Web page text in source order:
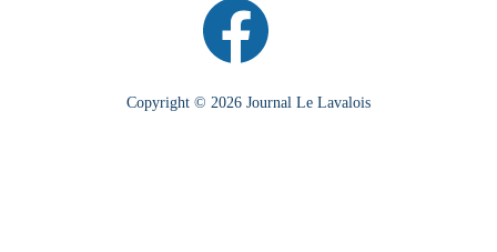
Copyright © 2026 Journal Le Lavalois